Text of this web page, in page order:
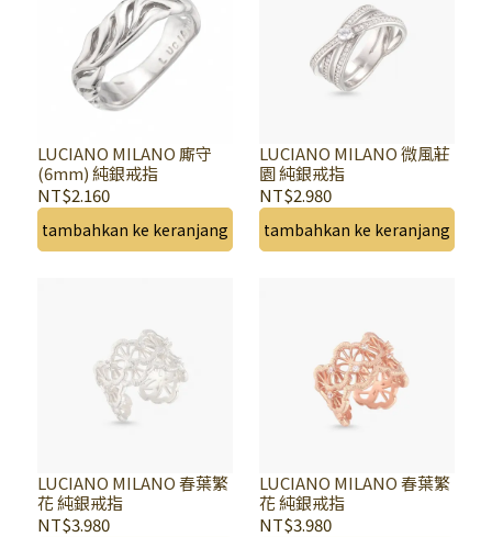
LUCIANO MILANO 廝守
(6mm) 純銀戒指
NT$2.160
tambahkan ke keranjang
LUCIANO MILANO 微風莊
園 純銀戒指
NT$2.980
tambahkan ke keranjang
LUCIANO MILANO 春葉繁
花 純銀戒指
NT$3.980
LUCIANO MILANO 春葉繁
花 純銀戒指
NT$3.980